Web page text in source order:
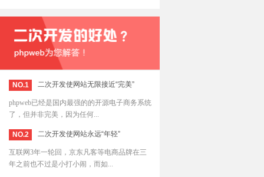
NO.1 二次开发使网站无限接近“完美”
phpweb已经是国内最强的的开源电子商务系统
了，但并非完美，因为任何...
NO.2 二次开发使网站永远“年轻”
互联网3年一轮回，京东凡客等电商品牌在三
年之前也不过是小打小闹，而如...